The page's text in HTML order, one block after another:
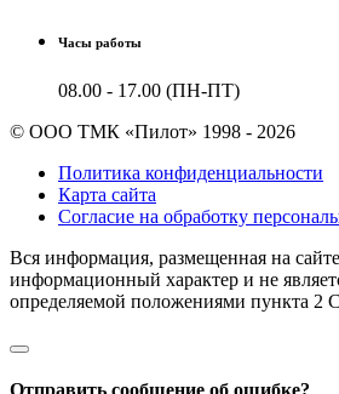
Часы работы
08.00 - 17.00 (ПН-ПТ)
© ООО ТМК «Пилот» 1998 - 2026
Политика конфиденциальности
Карта сайта
Согласие на обработку
Вся информация, размещенная на
информационный характер и не
определяемой положениями пункта 2
Отправить сообщение об ошибке?